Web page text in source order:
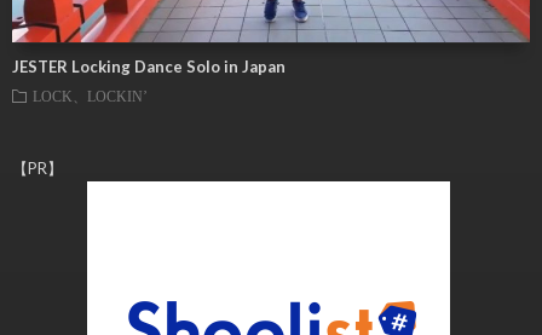
JESTER Locking Dance Solo in Japan
LOCK、LOCKIN’
【PR】